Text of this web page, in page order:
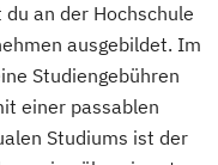
an der Hochschule
ausgebildet. Im
Studiengebühren
einer passablen
Studiums ist der